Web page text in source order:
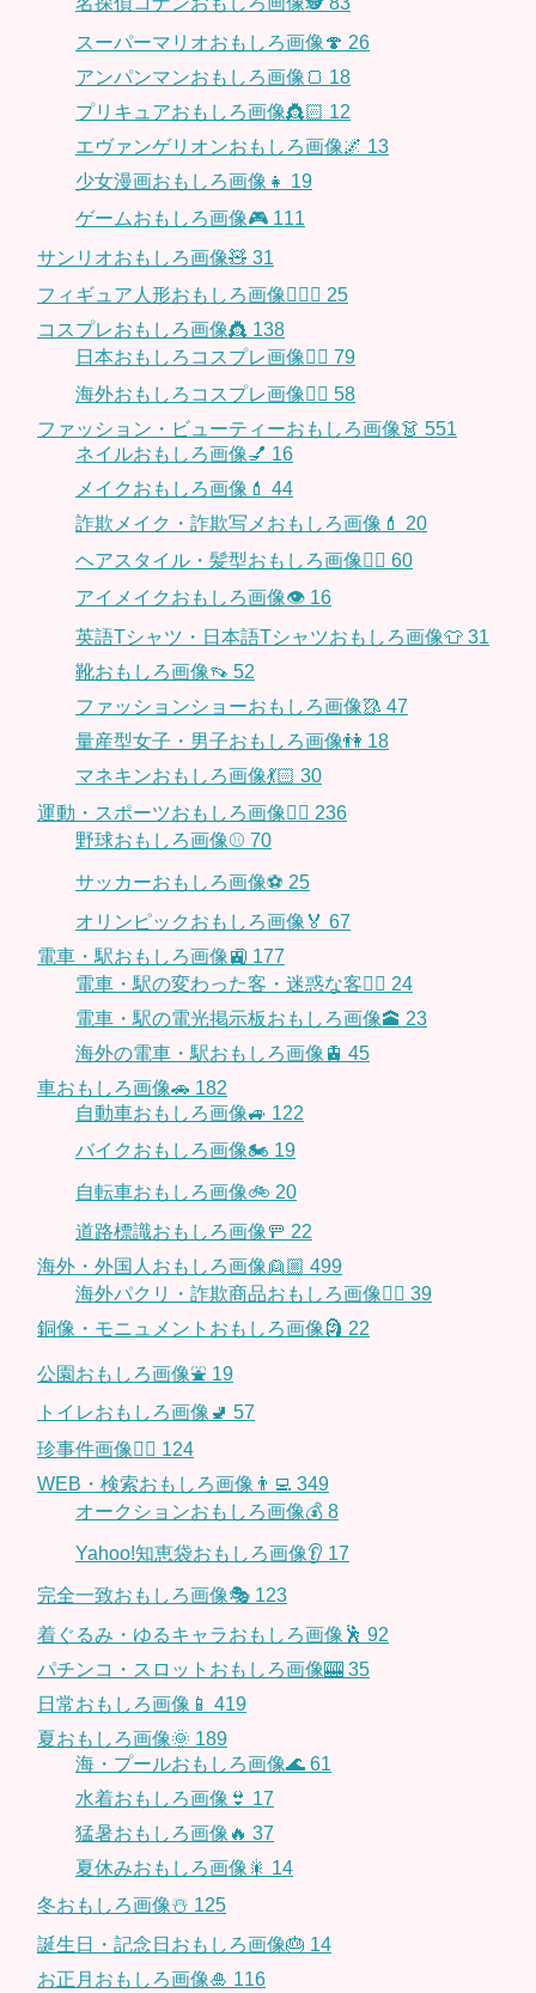
スーパーマリオおもしろ画像🍄 26
アンパンマンおもしろ画像🍞 18
プリキュアおもしろ画像👸🏻 12
エヴァンゲリオンおもしろ画像🌌 13
少女漫画おもしろ画像👧 19
ゲームおもしろ画像🎮 111
サンリオおもしろ画像🧸 31
フィギュア人形おもしろ画像🧍🏼‍♂️ 25
コスプレおもしろ画像👸 138
日本おもしろコスプレ画像🧝‍♀️ 79
海外おもしろコスプレ画像🧝‍♂️ 58
ファッション・ビューティーおもしろ画像👗 551
ネイルおもしろ画像💅 16
メイクおもしろ画像💄 44
詐欺メイク・詐欺写メおもしろ画像💄 20
ヘアスタイル・髪型おもしろ画像👱‍♀️ 60
アイメイクおもしろ画像👁 16
英語Tシャツ・日本語Tシャツおもしろ画像👕 31
靴おもしろ画像👡 52
ファッションショーおもしろ画像🥻 47
量産型女子・男子おもしろ画像👫 18
マネキンおもしろ画像💃🏻 30
運動・スポーツおもしろ画像🏃‍♂️ 236
野球おもしろ画像⚾ 70
サッカーおもしろ画像⚽️ 25
オリンピックおもしろ画像🏅 67
電車・駅おもしろ画像🚉 177
電車・駅の変わった客・迷惑な客🤦‍♀️ 24
電車・駅の電光掲示板おもしろ画像🕋 23
海外の電車・駅おもしろ画像🚊 45
車おもしろ画像🚗 182
自動車おもしろ画像🚙 122
バイクおもしろ画像🏍 19
自転車おもしろ画像🚲 20
道路標識おもしろ画像🚥 22
海外・外国人おもしろ画像👱🏼 499
海外パクリ・詐欺商品おもしろ画像🙅‍♀️ 39
銅像・モニュメントおもしろ画像🗿 22
公園おもしろ画像⛲️ 19
トイレおもしろ画像🚽 57
珍事件画像👮‍♂️ 124
WEB・検索おもしろ画像👨‍💻 349
オークションおもしろ画像💰 8
Yahoo!知恵袋おもしろ画像👂 17
完全一致おもしろ画像🎭 123
着ぐるみ・ゆるキャラおもしろ画像🕺 92
パチンコ・スロットおもしろ画像🎰 35
日常おもしろ画像📱 419
夏おもしろ画像🌞 189
海・プールおもしろ画像🌊 61
水着おもしろ画像👙 17
猛暑おもしろ画像🔥 37
夏休みおもしろ画像🎇 14
冬おもしろ画像☃️ 125
誕生日・記念日おもしろ画像🎂 14
お正月おもしろ画像🎍 116